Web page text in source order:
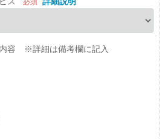
必須
容 ※詳細は備考欄に記入